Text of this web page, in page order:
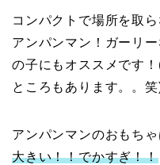
コンパクトで場所を取
アンパンマン！ガーリ
の子にもオススメです
ところもあります。。
アンパンマンのおもち
大きい！！でかすぎ！！